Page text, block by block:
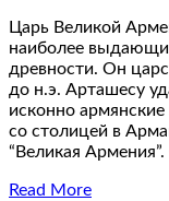
Царь Великой
наиболее
древности. Он
до н.э. Арташесу
исконно армянские
со столицей в
“Великая
Read More